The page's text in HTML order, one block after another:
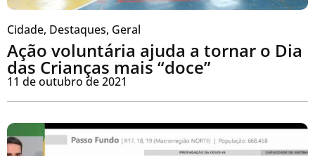
Cidade, Destaques, Geral
Ação voluntária ajuda a tornar o Dia
das Crianças mais “doce”
11 de outubro de 2021